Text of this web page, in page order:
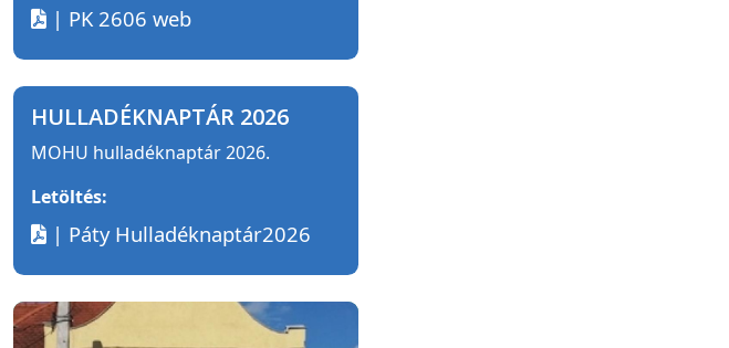
| PK 2606 web
HULLADÉKNAPTÁR 2026
MOHU hulladéknaptár 2026.
Letöltés:
| Páty Hulladéknaptár2026